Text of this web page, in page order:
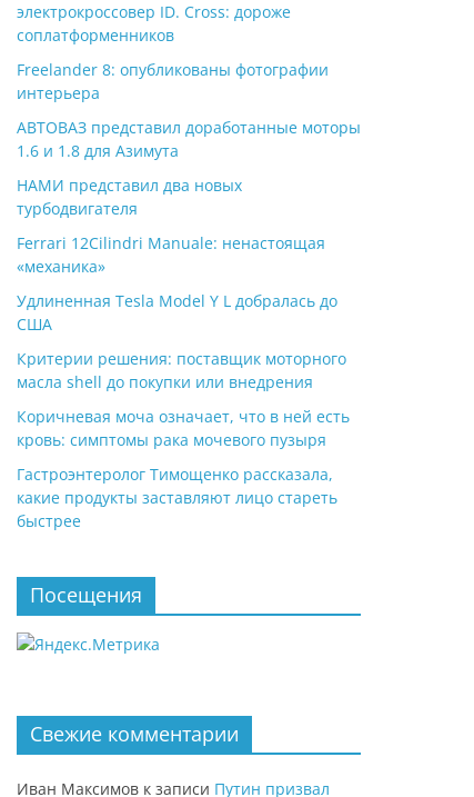
электрокроссовер ID. Cross: дороже
соплатформенников
Freelander 8: опубликованы фотографии
интерьера
АВТОВАЗ представил доработанные моторы
1.6 и 1.8 для Азимута
НАМИ представил два новых
турбодвигателя
Ferrari 12Cilindri Manuale: ненастоящая
«механика»
Удлиненная Tesla Model Y L добралась до
США
Критерии решения: поставщик моторного
масла shell до покупки или внедрения
Коричневая моча означает, что в ней есть
кровь: симптомы рака мочевого пузыря
Гастроэнтеролог Тимощенко рассказала,
какие продукты заставляют лицо стареть
быстрее
Посещения
Свежие комментарии
Иван Максимов к записи Путин призвал